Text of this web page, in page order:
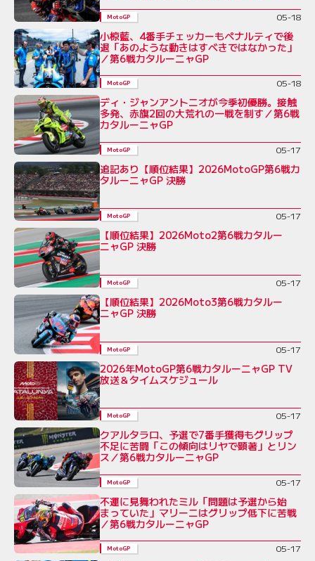
MotoGP 05-18
小椋藍、4番手チェッカーもペナルティで後
退「あのような動きはすべきではなかった」
／第6戦カタルーニャGP
MotoGP 05-18
ディ・ジャンアントニオが今季初優勝。接触
多発、赤旗2回の大荒れの一戦を制す／第6戦
カタルーニャGP
MotoGP 05-17
追記あり【順位結果】2026MotoGP第6戦カ
タルーニャGP 決勝
MotoGP 05-17
【順位結果】2026Moto2第6戦カタルー
ニャGP 決勝
MotoGP 05-17
【順位結果】2026Moto3第6戦カタルー
ニャGP 決勝
MotoGP 05-17
2026年MotoGP第6戦カタルーニャGP TV
放送＆タイムスケジュール
MotoGP 05-17
クアルタラロ、予選で7番手獲得もグリップ
不足に苦闘「この傾向はリヤで顕著」とリン
ス／第6戦カタルーニャGP
MotoGP 05-17
不運に見舞われたミル「問題は予選から始
まっていた」マリーニはグリップ低下に苦戦
／第6戦カタルーニャGP
MotoGP 05-17